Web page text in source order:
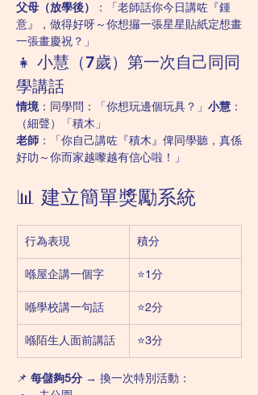
父母（放學後）
：「老師話你今日講咗『鍾
意』，做得好呀～你想攞一張星星貼紙定想畫
一張畫慶祝？」
👧 小慧（7歲）第一次自己同同
學講話
情境：同學問：「你想玩邊個玩具？」 小慧 ：
（細聲）「積木」
老師 ：「你自己講咗『積木』俾同學聽，真係
好叻～你而家越嚟越有信心啦！」
📊 建立簡單獎勵系統
行為表現 積分
喺屋企講一個字 ⭐️1分
喺學校講一句話 ⭐️2分
喺陌生人面前講話 ⭐️3分
📌 每儲夠5分 → 換一次特別活動：